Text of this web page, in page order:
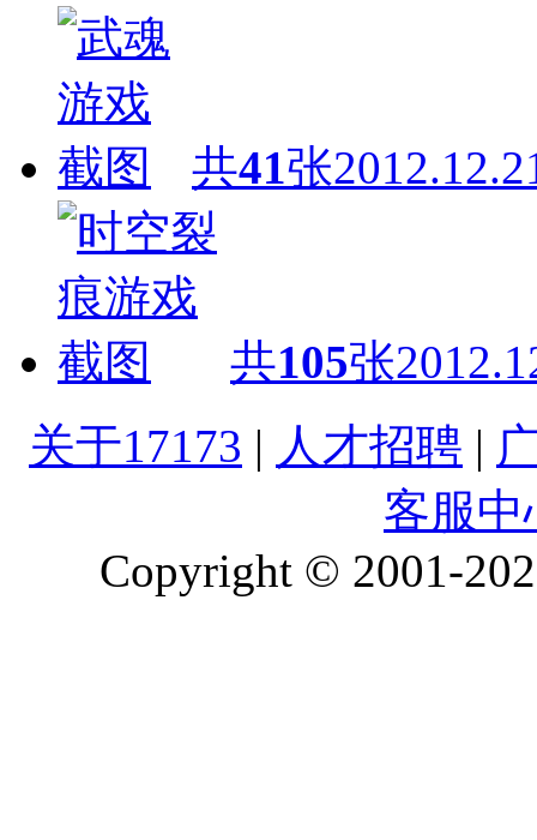
共41张
共105张
关于17173 | 人才招聘 |
客服中
Copyright © 2001-